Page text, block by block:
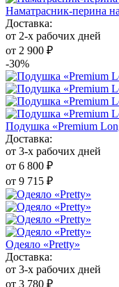
Наматрасник-перина
Доставка:
от 2-х рабочих дней
от 2 900 ₽
-30%
Подушка «Premium
Доставка:
от 3-х рабочих дней
от 6 800 ₽
от 9 715 ₽
Одеяло «Pretty»
Доставка:
от 3-х рабочих дней
от 3 780 ₽